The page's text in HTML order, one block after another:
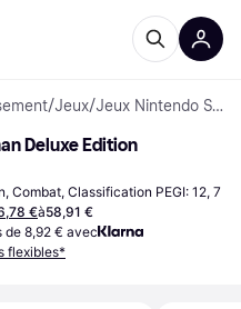
/Jeux/ Jeux Nintendo Switch
Deluxe Edition
Combat, Classification PEGI: 12, 7
€à58,91 €
8,92 € avec
flexibles*